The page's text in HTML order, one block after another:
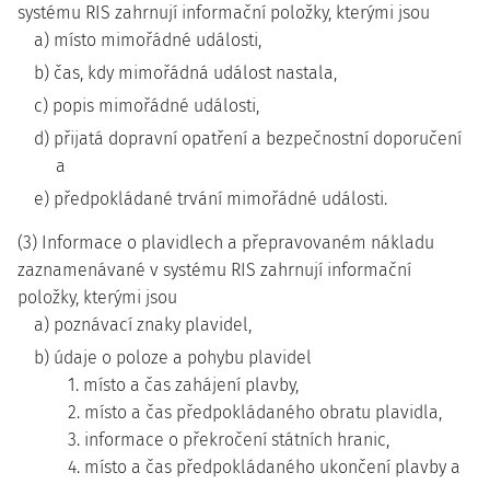
systému RIS zahrnují informační položky, kterými jsou
a) místo mimořádné události,
b) čas, kdy mimořádná událost nastala,
c) popis mimořádné události,
d) přijatá dopravní opatření a bezpečnostní doporučení
a
e) předpokládané trvání mimořádné události.
(3) Informace o plavidlech a přepravovaném nákladu
zaznamenávané v systému RIS zahrnují informační
položky, kterými jsou
a) poznávací znaky plavidel,
b) údaje o poloze a pohybu plavidel
1. místo a čas zahájení plavby,
2. místo a čas předpokládaného obratu plavidla,
3. informace o překročení státních hranic,
4. místo a čas předpokládaného ukončení plavby a